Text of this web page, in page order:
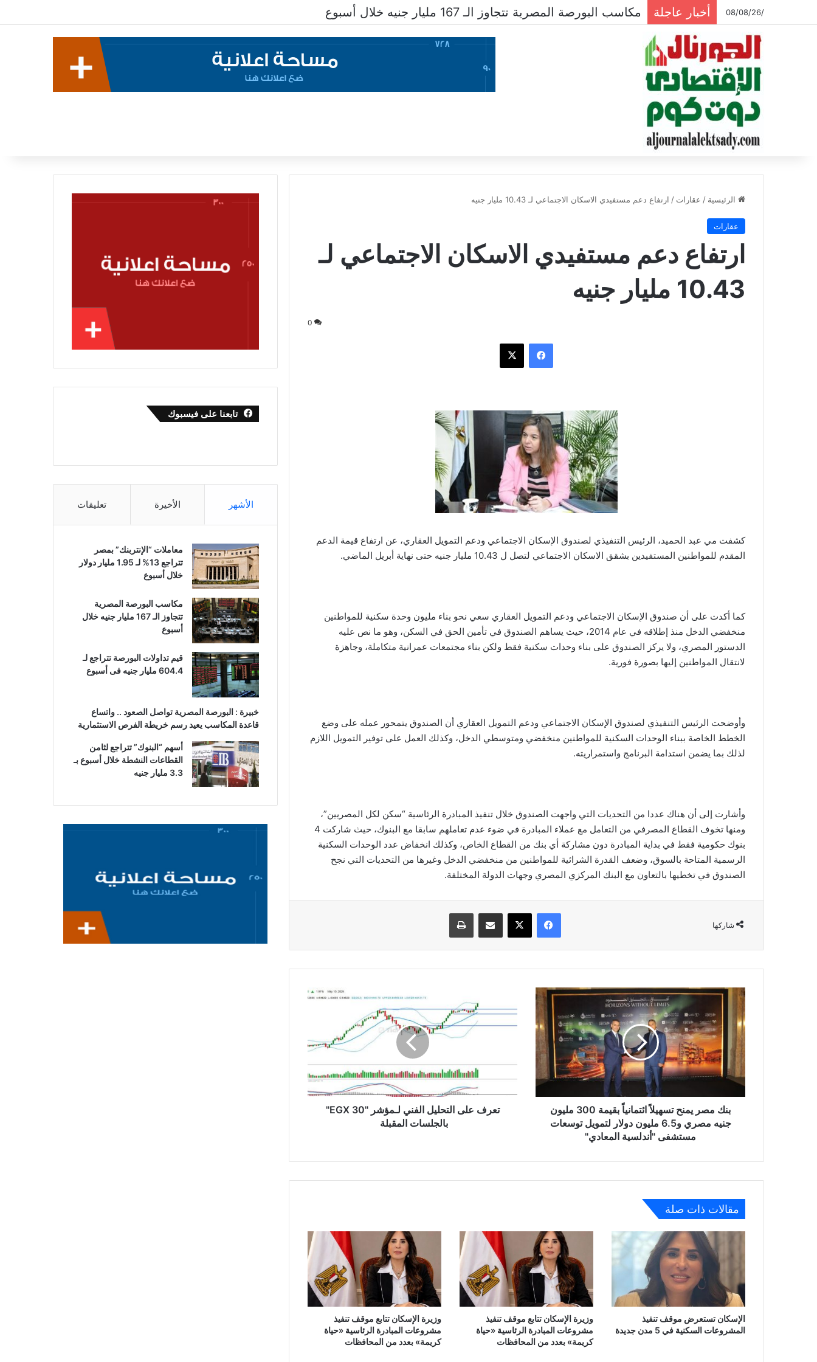
/08/08/26 أخبار عاجلة مكاسب البورصة المصرية تتجاوز الـ 167 مليار جنيه خلال أسبوع
الرئيسية / عقارات / ارتفاع دعم مستفيدي الاسكان الاجتماعي لـ 10.43 مليار جنيه
عقارات
ارتفاع دعم مستفيدي الاسكان الاجتماعي لـ
10.43 مليار جنيه
0
فيسبوك ‫X
كشفت مي عبد الحميد، الرئيس التنفيذي لصندوق الإسكان الاجتماعي ودعم التمويل العقاري، عن ارتفاع قيمة الدعم
المقدم للمواطنين المستفيدين بشقق الاسكان الاجتماعي لتصل ل 10.43 مليار جنيه حتى نهاية أبريل الماضي.
كما أكدت على أن صندوق الإسكان الاجتماعي ودعم التمويل العقاري سعي نحو بناء مليون وحدة سكنية للمواطنين
منخفضي الدخل منذ إطلاقه في عام 2014، حيث يساهم الصندوق في تأمين الحق في السكن، وهو ما نص عليه
الدستور المصري، ولا يركز الصندوق على بناء وحدات سكنية فقط ولكن بناء مجتمعات عمرانية متكاملة، وجاهزة
لانتقال المواطنين إليها بصورة فورية.
وأوضحت الرئيس التنفيذي لصندوق الإسكان الاجتماعي ودعم التمويل العقاري أن الصندوق يتمحور عمله على وضع
الخطط الخاصة ببناء الوحدات السكنية للمواطنين منخفضي ومتوسطي الدخل، وكذلك العمل على توفير التمويل اللازم
لذلك بما يضمن استدامة البرنامج واستمراريته.
وأشارت إلى أن هناك عددا من التحديات التي واجهت الصندوق خلال تنفيذ المبادرة الرئاسية “سكن لكل المصريين”،
ومنها تخوف القطاع المصرفي من التعامل مع عملاء المبادرة في ضوء عدم تعاملهم سابقا مع البنوك، حيث شاركت 4
بنوك حكومية فقط في بداية المبادرة دون مشاركة أي بنك من القطاع الخاص، وكذلك انخفاض عدد الوحدات السكنية
الرسمية المتاحة بالسوق، وضعف القدرة الشرائية للمواطنين من منخفضي الدخل وغيرها من التحديات التي نجح
الصندوق في تخطيها بالتعاون مع البنك المركزي المصري وجهات الدولة المختلفة.
شاركها
فيسبوك ‫X مشاركة عبر البريد طباعة
بنك
يمنح
تسهيلاً
ائتمانياً
بقيمة
مليون
جنيه
مصري
"أندلسية
المعادي"
بنك مصر يمنح تسهيلاً ائتمانياً بقيمة 300 مليون
جنيه مصري و6.5 مليون دولار لتمويل توسعات
مستشفى "أندلسية المعادي"
بالجلسات
المقبلة
تعرف على التحليل الفني لـمؤشر "EGX 30"
بالجلسات المقبلة
مقالات ذات صلة
الإسكان تستعرض موقف تنفيذ
المشروعات السكنية في 5 مدن جديدة
وزيرة الإسكان تتابع موقف تنفيذ
مشروعات المبادرة الرئاسية «حياة
كريمة» بعدد من المحافظات
وزيرة الإسكان تتابع موقف تنفيذ
مشروعات المبادرة الرئاسية «حياة
كريمة» بعدد من المحافظات
تابعنا على فيسبوك
الأشهر الأخيرة تعليقات
معاملات “الإنتربنك” بمصر
تتراجع 13% لـ 1.95 مليار دولار
خلال أسبوع
مكاسب البورصة المصرية
تتجاوز الـ 167 مليار جنيه خلال
أسبوع
قيم تداولات البورصة تتراجع لـ
604.4 مليار جنيه فى أسبوع
خبيرة : البورصة المصرية تواصل الصعود .. واتساع
قاعدة المكاسب يعيد رسم خريطة الفرص الاستثمارية
أسهم “البنوك” تتراجع لثامن
القطاعات النشطة خلال أسبوع بـ
3.3 مليار جنيه